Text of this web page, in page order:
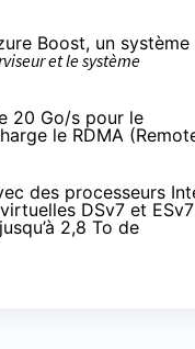
Boost, un système
et le système
20 Go/s pour le
le RDMA
des processeurs
DSv7 et ESv7
2,8 To de